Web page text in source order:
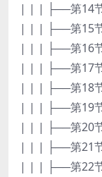
| | | ├──第14
| | | ├──第15节
| | | ├──第16
| | | ├──第17节
| | | ├──第18节
| | | ├──第19节
| | | ├──第20节
| | | ├──第21节
| | | ├──第22